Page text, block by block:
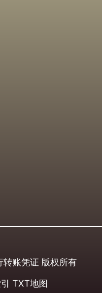
转账凭证 版权所有
TXT地图